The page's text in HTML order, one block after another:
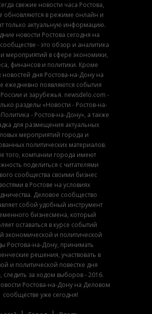
свежие новости часа Ростова,
обновляются в режиме онлайн и
только актуальную информацию.
новости Ростова сегодня на
- это обзор и аналитика
мероприятий в сфере экономики,
финансов и политики. Кроме
новостей дня Ростова-на-Дону на
ежедневно появляются события
и зарубежья. newsdelo.com -
разделы «Новости - Ростов-на-
- Ростов-на-Дону», а также
для размещения актуальных
мероприятий города и
политических материалов.
того, компании города имеют
поделиться с читателями
сообщества своими бизнес
в Ростове на условиях
Деловое сообщество
собой удобный инструмент
бизнесмена, который
оставаться в курсе событий
экономической и политической
Ростова-на-Дону, принимать
решения, участвовать в
и политической повестке дня
следить за ходом выборов - 2016.
Ростова-на-Дону на Деловом
сообществе уже сегодня!